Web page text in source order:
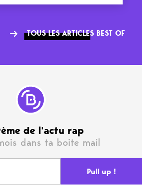
TOUS LES ARTICLES BEST OF
de l'actu rap
dans ta boite mail